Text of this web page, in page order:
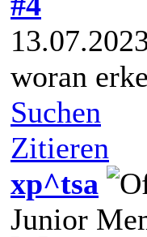
woran
Suchen
Zitieren
xp^tsa
Junior